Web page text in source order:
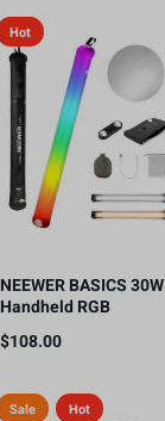
Hot
NEEWER BASICS 30W
Handheld RGB
Leuchtstab
35,5″/90cm, 5000mAh
$108.00
Sale Hot